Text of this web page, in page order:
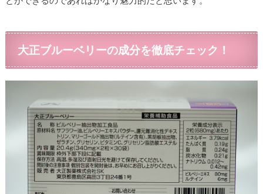
大正ブルーベリーの成分を徹底チェック！